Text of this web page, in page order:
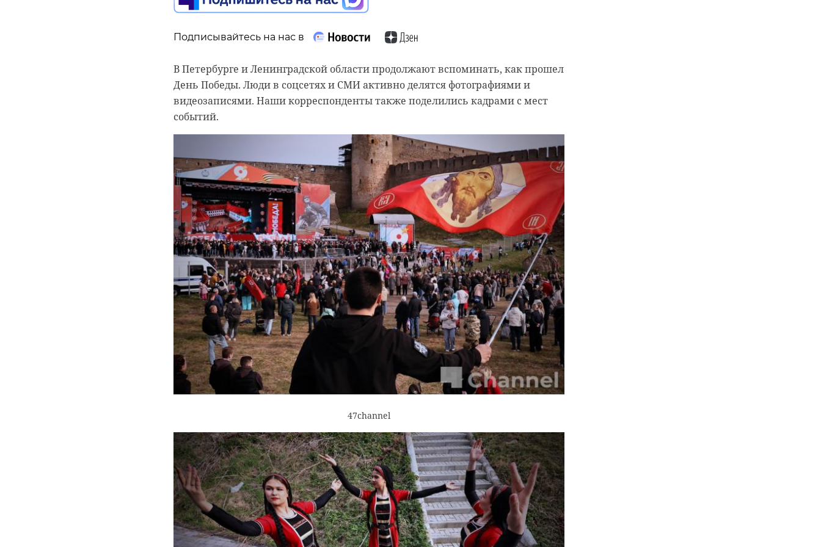
Подписывайтесь на нас в
В Петербурге и Ленинградской области продолжают вспоминать, как прошел
День Победы. Люди в соцсетях и СМИ активно делятся фотографиями и
видеозаписями. Наши корреспонденты также поделились кадрами с мест
событий.
47channel
сотрудником банка, сообщила о «подозрительных операциях по ее счету».